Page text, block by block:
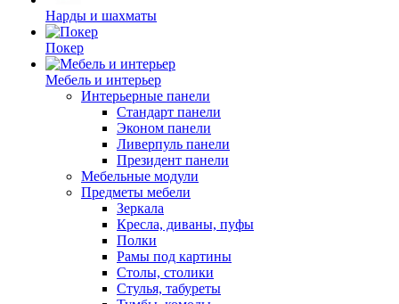
Нарды и шахматы
Покер
Мебель и интерьер
Интерьерные панели
Стандарт панели
Эконом панели
Ливерпуль панели
Президент панели
Мебельные модули
Предметы мебели
Зеркала
Кресла, диваны, пуфы
Полки
Рамы под картины
Столы, столики
Стулья, табуреты